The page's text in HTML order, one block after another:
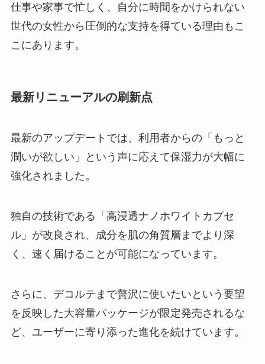
仕事や家事で忙しく、自分に時間をかけられない
世代の女性から圧倒的な支持を得ている理由もこ
こにあります。
最新リニューアルの刷新点
最新のアップデートでは、利用者からの「もっと
潤いが欲しい」という声に応えて保湿力が大幅に
強化されました。
独自の技術である「高浸透ナノホワイトカプセ
ル」が改良され、成分を肌の角質層までより深
く、速く届けることが可能になっています。
さらに、デコルテまで贅沢に使いたいという要望
を反映した大容量パッケージが限定発売されるな
ど、ユーザーに寄り添った進化を続けています。